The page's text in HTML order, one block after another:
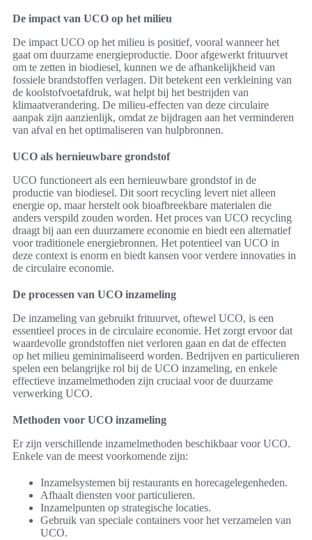
De impact van UCO op het milieu
De impact UCO op het milieu is positief, vooral wanneer het
gaat om duurzame energieproductie. Door afgewerkt frituurvet
om te zetten in biodiesel, kunnen we de afhankelijkheid van
fossiele brandstoffen verlagen. Dit betekent een verkleining van
de koolstofvoetafdruk, wat helpt bij het bestrijden van
klimaatverandering. De milieu-effecten van deze circulaire
aanpak zijn aanzienlijk, omdat ze bijdragen aan het verminderen
van afval en het optimaliseren van hulpbronnen.
UCO als hernieuwbare grondstof
UCO functioneert als een hernieuwbare grondstof in de
productie van biodiesel. Dit soort recycling levert niet alleen
energie op, maar herstelt ook bioafbreekbare materialen die
anders verspild zouden worden. Het proces van UCO recycling
draagt bij aan een duurzamere economie en biedt een alternatief
voor traditionele energiebronnen. Het potentieel van UCO in
deze context is enorm en biedt kansen voor verdere innovaties in
de circulaire economie.
De processen van UCO inzameling
De inzameling van gebruikt frituurvet, oftewel UCO, is een
essentieel proces in de circulaire economie. Het zorgt ervoor dat
waardevolle grondstoffen niet verloren gaan en dat de effecten
op het milieu geminimaliseerd worden. Bedrijven en particulieren
spelen een belangrijke rol bij de UCO inzameling, en enkele
effectieve inzamelmethoden zijn cruciaal voor de duurzame
verwerking UCO.
Methoden voor UCO inzameling
Er zijn verschillende inzamelmethoden beschikbaar voor UCO.
Enkele van de meest voorkomende zijn:
Inzamelsystemen bij restaurants en horecagelegenheden.
Afhaalt diensten voor particulieren.
Inzamelpunten op strategische locaties.
Gebruik van speciale containers voor het verzamelen van
UCO.